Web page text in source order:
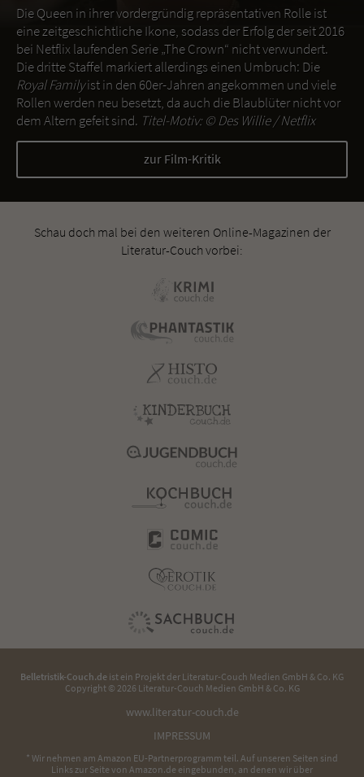
Die Queen in ihrer vordergründig repräsentativen Rolle ist
eine zeitgeschichtliche Ikone, sodass der Erfolg der seit 2016
bei Netflix laufenden Serie „The Crown“ nicht verwundert.
Die dritte Staffel markiert allerdings einen Umbruch: Die
Royal Familyist in den 60er-Jahren angekommen und viele
Rollen werden neu besetzt, da auch die Blaublüter nicht vor
dem Altern gefeit sind. Titel-Motiv: ©Des Willie / Netflix
zur Film-Kritik
Schau doch mal bei den weiteren Online-Magazinen der
Literatur-Couch vorbei:
Belletristik-Couch.de ist ein Projekt der Literatur-Couch Medien GmbH & Co. KG
Copyright © 2026 Literatur-Couch Medien GmbH & Co. KG
www.literatur-couch.de
IMPRESSUM
* Wir nehmen am Amazon EU-Partnerprogramm teil. Auf unseren Seiten sind
Links zur Seite von Amazon.de eingebunden, an denen wir über